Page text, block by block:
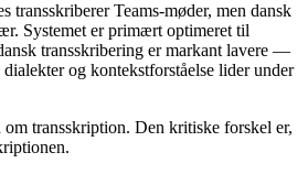
transskriberer Teams-møder, men dansk
Systemet er primært optimeret til
transskribering er markant lavere —
og kontekstforståelse lider under
transskription. Den kritiske forskel er,